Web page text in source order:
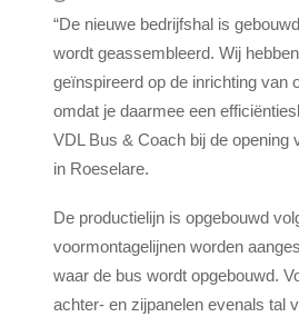
“De nieuwe bedrijfshal is
wordt geassembleerd. Wij
geïnspireerd op de inrichting van
omdat je daarmee een
VDL Bus & Coach bij de opening
in Roeselare.
De productielijn is opgebouwd
voormontagelijnen worden
waar de bus wordt opgebouwd.
achter- en zijpanelen evenals tal